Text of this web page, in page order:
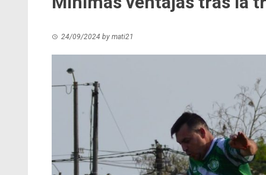
24/09/2024 by mati21